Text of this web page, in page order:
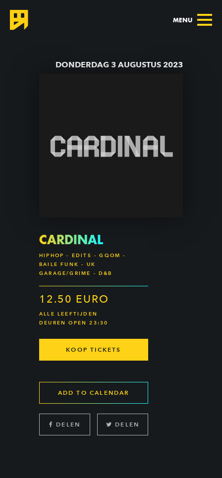
MENU
DONDERDAG 3 AUGUSTUS 2023
CARDINAL
HIPHOP - EDITS - GQOM -
BAILE FUNK - UK
GARAGE/GRIME - D&B
12.50 EURO
ALLE LEEFTIJDEN
DEUREN OPEN 23:30
KOOP TICKETS
ADD TO CALENDAR
DELEN DELEN